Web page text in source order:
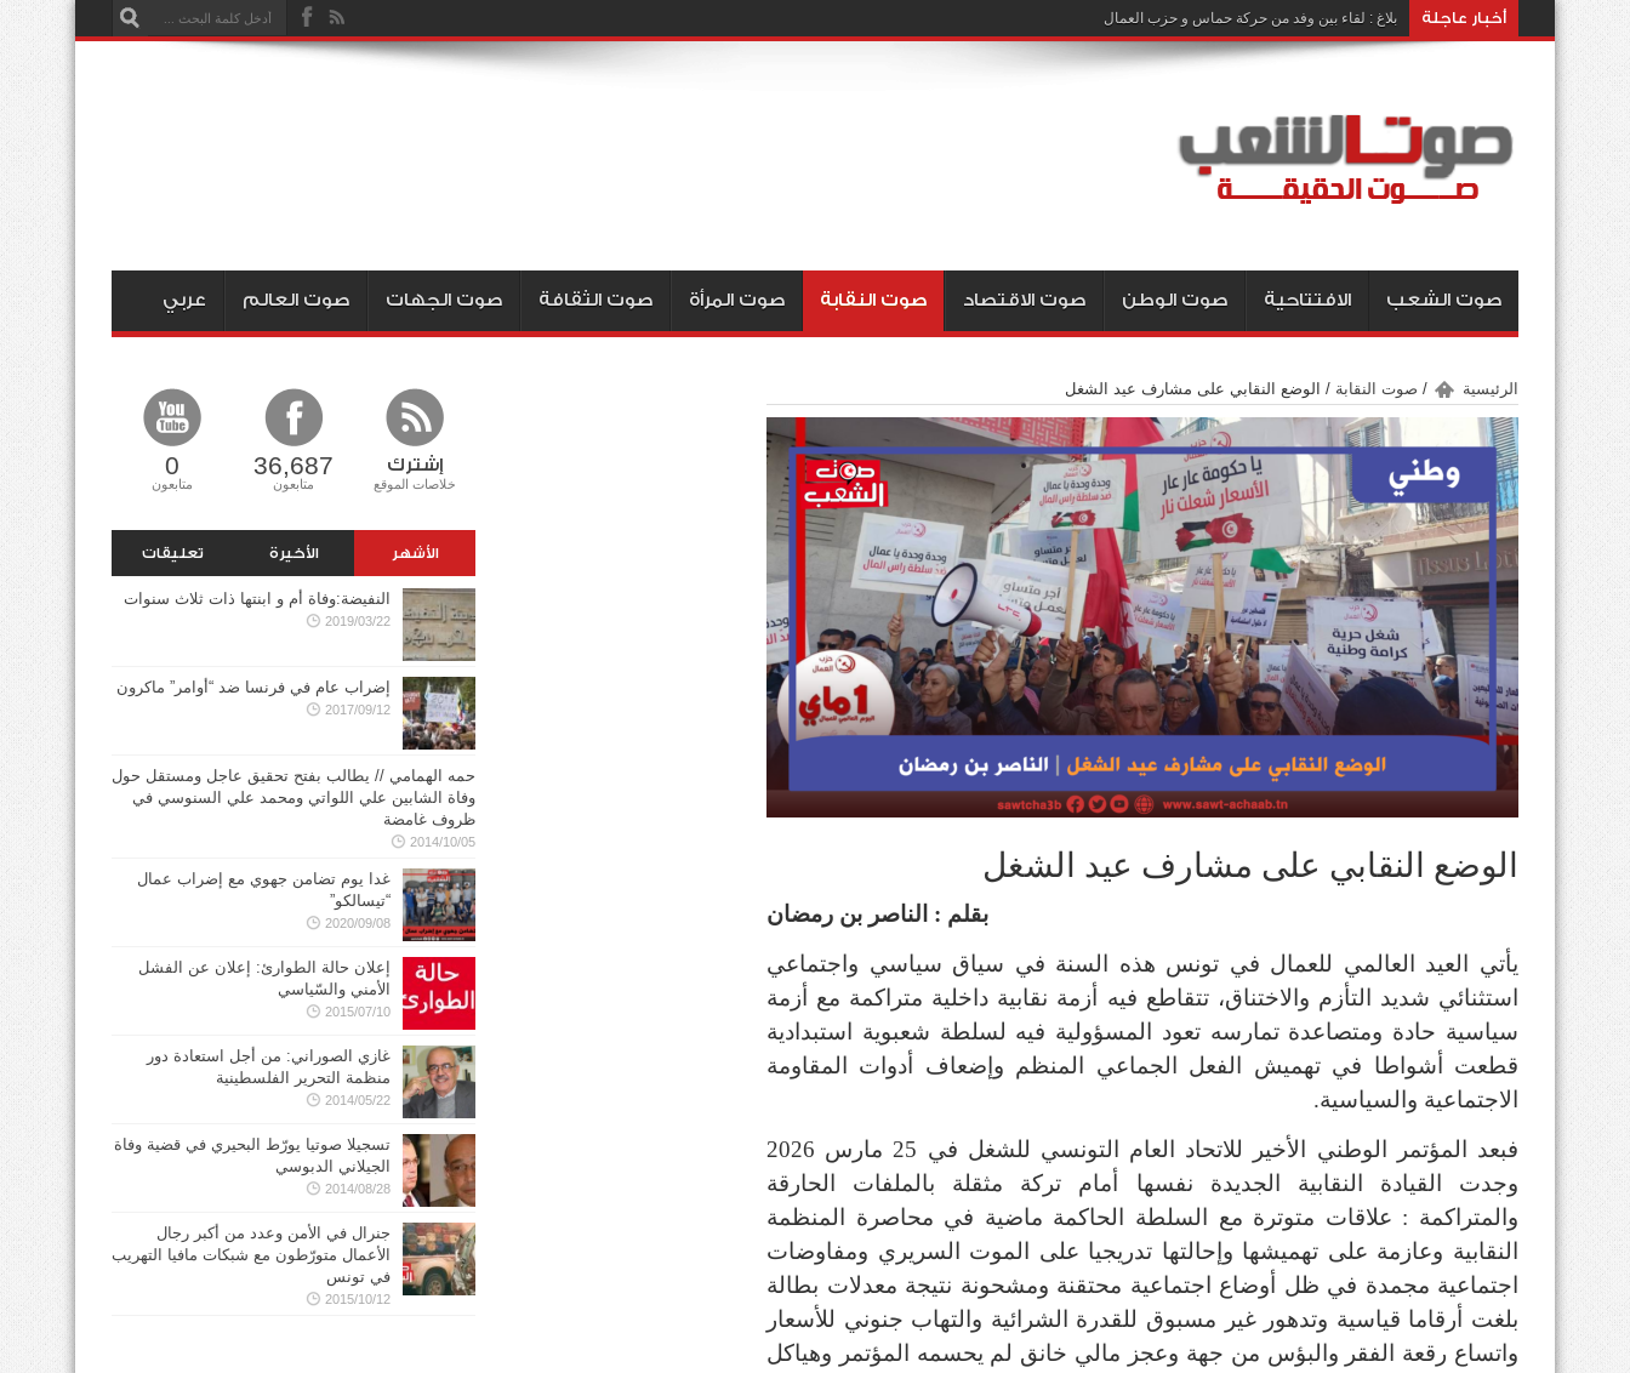
أخبار عاجلة بلاغ : لقاء بين وفد من حركة حماس و حزب العمال
صوت الشعب الافتتاحية صوت الوطن صوت الاقتصاد صوت النقابة صوت المرأة صوت الثقافة صوت الجهات صوت العالم عربي
الرئيسية / صوت النقابة / الوضع النقابي على مشارف عيد الشغل
الوضع النقابي على مشارف عيد الشغل
بقلم : الناصر بن رمضان
يأتي العيد العالمي للعمال في تونس هذه السنة في سياق سياسي واجتماعي
استثنائي شديد التأزم والاختناق، تتقاطع فيه أزمة نقابية داخلية متراكمة مع أزمة
سياسية حادة ومتصاعدة تمارسه تعود المسؤولية فيه لسلطة شعبوية استبدادية
قطعت أشواطا في تهميش الفعل الجماعي المنظم وإضعاف أدوات المقاومة
الاجتماعية والسياسية.
فبعد المؤتمر الوطني الأخير للاتحاد العام التونسي للشغل في 25 مارس 2026
وجدت القيادة النقابية الجديدة نفسها أمام تركة مثقلة بالملفات الحارقة
والمتراكمة : علاقات متوترة مع السلطة الحاكمة ماضية في محاصرة المنظمة
النقابية وعازمة على تهميشها وإحالتها تدريجيا على الموت السريري ومفاوضات
اجتماعية مجمدة في ظل أوضاع اجتماعية محتقنة ومشحونة نتيجة معدلات بطالة
بلغت أرقاما قياسية وتدهور غير مسبوق للقدرة الشرائية والتهاب جنوني للأسعار
واتساع رقعة الفقر والبؤس من جهة وعجز مالي خانق لم يحسمه المؤتمر وهياكل
إشترك
خلاصات الموقع
36,687
متابعون
0
متابعون
الأشهر الأخيرة تعليقات
النفيضة:وفاة أم و ابنتها ذات ثلاث سنوات
2019/03/22
إضراب عام في فرنسا ضد “أوامر” ماكرون
2017/09/12
حمه الهمامي // يطالب بفتح تحقيق عاجل ومستقل حول
وفاة الشابين علي اللواتي ومحمد علي السنوسي في
ظروف غامضة
2014/10/05
غدا يوم تضامن جهوي مع إضراب عمال
“تيسالكو”
2020/09/08
إعلان حالة الطوارئ: إعلان عن الفشل
الأمني والسّياسي
2015/07/10
غازي الصوراني: من أجل استعادة دور
منظمة التحرير الفلسطينية
2014/05/22
تسجيلا صوتيا يورّط البحيري في قضية وفاة
الجيلاني الدبوسي
2014/08/28
جنرال في الأمن وعدد من أكبر رجال
الأعمال متورّطون مع شبكات مافيا التهريب
في تونس
2015/10/12